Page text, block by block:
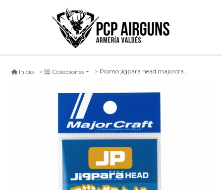
Inicio Colecciones Plomo jigpara head majorcraft ajing style